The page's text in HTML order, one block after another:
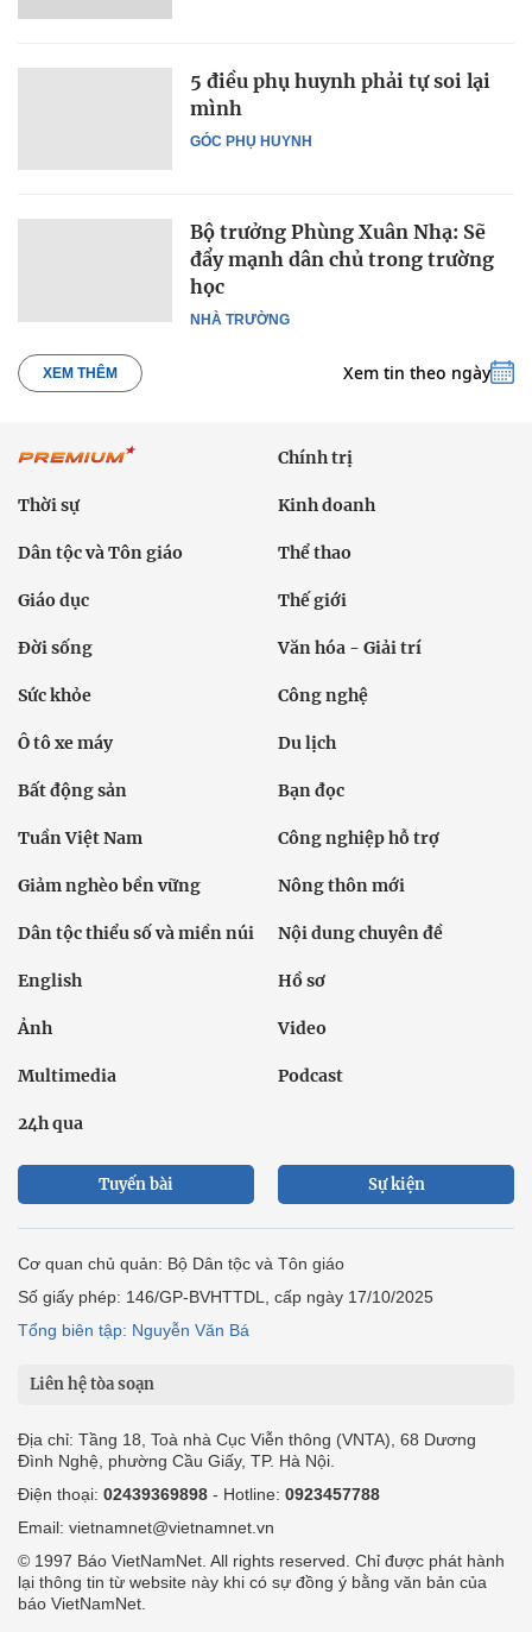
GÓC PHỤ HUYNH
5 điều phụ huynh phải tự soi lại
mình
NHÀ TRƯỜNG
Bộ trưởng Phùng Xuân Nhạ: Sẽ
đẩy mạnh dân chủ trong trường
học
XEM THÊM Xem tin theo ngày
Chính trị
Thời sự Kinh doanh
Dân tộc và Tôn giáo Thể thao
Giáo dục Thế giới
Đời sống Văn hóa - Giải trí
Sức khỏe Công nghệ
Ô tô xe máy Du lịch
Bất động sản Bạn đọc
Tuần Việt Nam Công nghiệp hỗ trợ
Giảm nghèo bền vững Nông thôn mới
Dân tộc thiểu số và miền núi Nội dung chuyên đề
English Hồ sơ
Ảnh Video
Multimedia Podcast
24h qua
Tuyến bài Sự kiện
Cơ quan chủ quản: Bộ Dân tộc và Tôn giáo
Số giấy phép: 146/GP-BVHTTDL, cấp ngày 17/10/2025
Tổng biên tập: Nguyễn Văn Bá
Liên hệ tòa soạn
Địa chỉ: Tầng 18, Toà nhà Cục Viễn thông (VNTA), 68 Dương
Đình Nghệ, phường Cầu Giấy, TP. Hà Nội.
Điện thoại: 02439369898 - Hotline: 0923457788
Email: vietnamnet@vietnamnet.vn
© 1997 Báo VietNamNet. All rights reserved. Chỉ được phát hành
lại thông tin từ website này khi có sự đồng ý bằng văn bản của
báo VietNamNet.